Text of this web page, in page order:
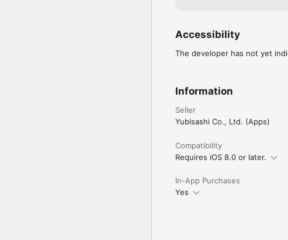
■本棚
オフラインでも利用可能です。
旅情報や特集記事を定期的にお
※利用にはインターネットへの接
■緊急イエローページ
日本大使館、警察署、日本語が
撮影はもちろんのこと、
Accessibility
The developer has not yet
Information
Seller
Yubisashi Co., Ltd. (Apps)
Compatibility
Requires iOS 8.0 or later.
In-App Purchases
Yes